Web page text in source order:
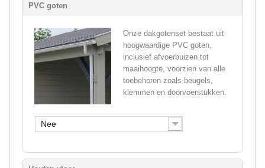
PVC goten
Onze dakgotenset bestaat uit
hoogwaardige PVC goten,
inclusief afvoerbuizen tot
maaihoogte, voorzien van alle
toebehoren zoals beugels,
klemmen en doorvoerstukken.
Nee